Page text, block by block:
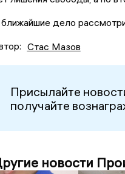
дело
Стас Мазов
Присылайте
получайте
новости